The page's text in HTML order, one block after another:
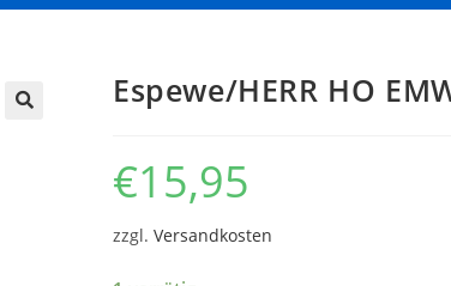
Espewe/HERR HO
€15,95
zzgl. Versandkosten